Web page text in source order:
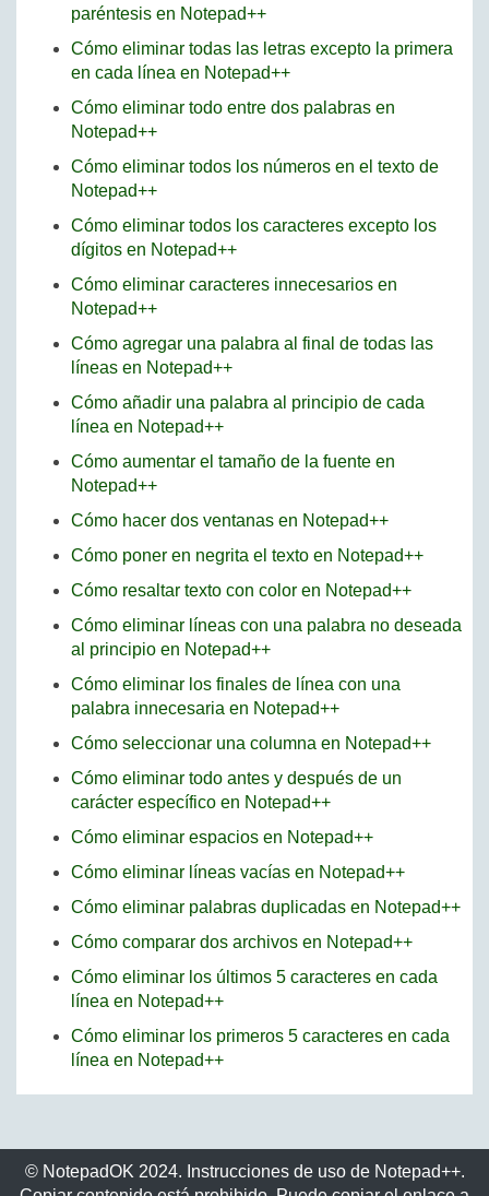
paréntesis en Notepad++
Cómo eliminar todas las letras excepto la primera
en cada línea en Notepad++
Cómo eliminar todo entre dos palabras en
Notepad++
Cómo eliminar todos los números en el texto de
Notepad++
Cómo eliminar todos los caracteres excepto los
dígitos en Notepad++
Cómo eliminar caracteres innecesarios en
Notepad++
Cómo agregar una palabra al final de todas las
líneas en Notepad++
Cómo añadir una palabra al principio de cada
línea en Notepad++
Cómo aumentar el tamaño de la fuente en
Notepad++
Cómo hacer dos ventanas en Notepad++
Cómo poner en negrita el texto en Notepad++
Cómo resaltar texto con color en Notepad++
Cómo eliminar líneas con una palabra no deseada
al principio en Notepad++
Cómo eliminar los finales de línea con una
palabra innecesaria en Notepad++
Cómo seleccionar una columna en Notepad++
Cómo eliminar todo antes y después de un
carácter específico en Notepad++
Cómo eliminar espacios en Notepad++
Cómo eliminar líneas vacías en Notepad++
Cómo eliminar palabras duplicadas en Notepad++
Cómo comparar dos archivos en Notepad++
Cómo eliminar los últimos 5 caracteres en cada
línea en Notepad++
Cómo eliminar los primeros 5 caracteres en cada
línea en Notepad++
© NotepadOK 2024. Instrucciones de uso de Notepad++.